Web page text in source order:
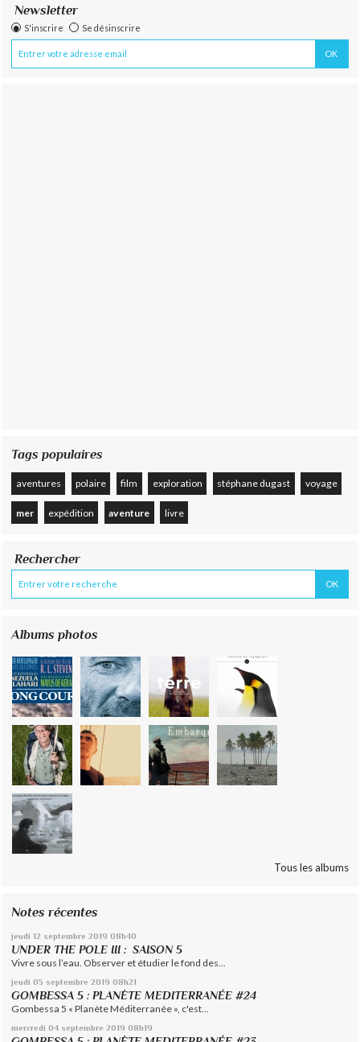
Newsletter
S'inscrire Se désinscrire
Tags populaires
aventures polaire film exploration stéphane dugast voyage
mer expédition aventure livre
Rechercher
Albums photos
Tous les albums
Notes récentes
jeudi 12 septembre 2019 08h40
UNDER THE POLE III : SAISON 5
Vivre sous l’eau. Observer et étudier le fond des...
jeudi 05 septembre 2019 08h21
GOMBESSA 5 : PLANÈTE MEDITERRANÉE #24
Gombessa 5 « Planète Méditerranée », c'est...
mercredi 04 septembre 2019 08h19